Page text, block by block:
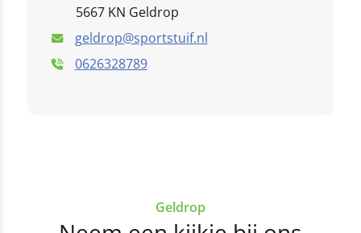
5667 KN Geldrop
geldrop@sportstuif.nl
0626328789
Geldrop